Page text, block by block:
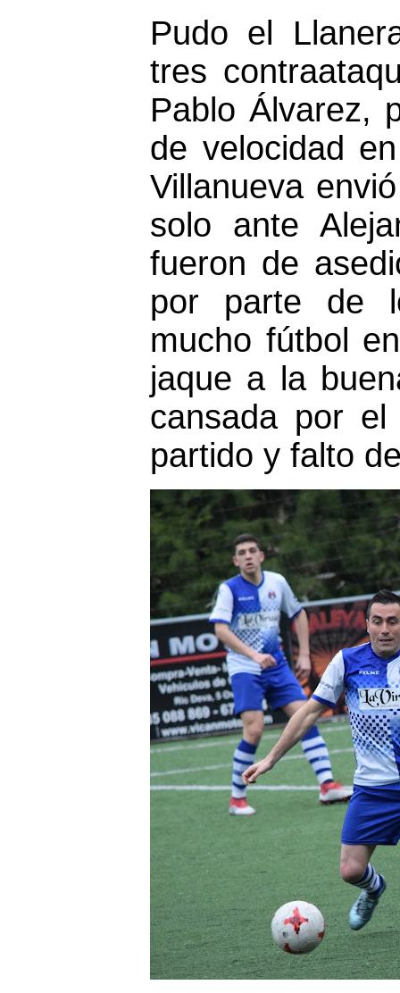
Pudo el
tres
Pablo Álvarez,
de velocidad
Villanueva
solo ante
fueron de
por parte de
mucho fútbol
jaque a la
cansada por
partido y falto